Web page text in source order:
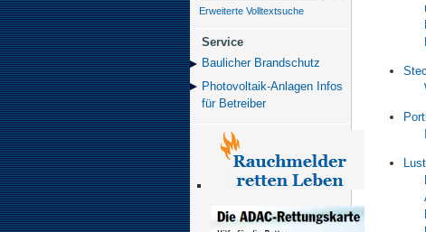
Erweiterte Volltextsuche
Service
Baulicher Brand­schutz
Photovoltaik-Anlagen Infos
für Betreiber